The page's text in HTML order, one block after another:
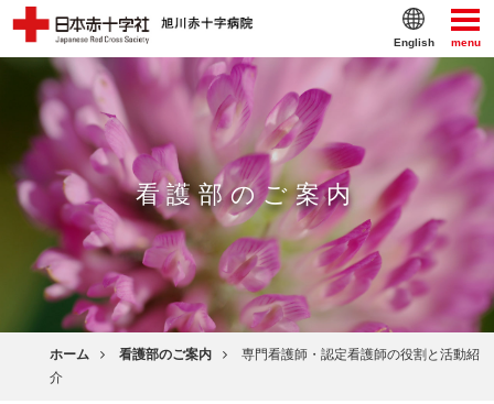
menu
English
看護部のご案内
ホーム 看護部のご案内
専門看護師・認定看護師の役割と活動紹
介